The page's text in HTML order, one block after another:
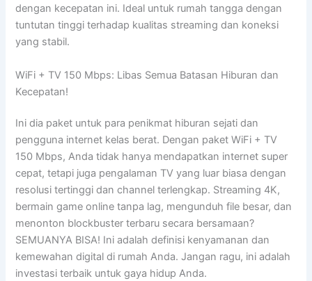
dengan kecepatan ini. Ideal untuk rumah tangga dengan
tuntutan tinggi terhadap kualitas streaming dan koneksi
yang stabil.
WiFi + TV 150 Mbps: Libas Semua Batasan Hiburan dan
Kecepatan!
Ini dia paket untuk para penikmat hiburan sejati dan
pengguna internet kelas berat. Dengan paket WiFi + TV
150 Mbps, Anda tidak hanya mendapatkan internet super
cepat, tetapi juga pengalaman TV yang luar biasa dengan
resolusi tertinggi dan channel terlengkap. Streaming 4K,
bermain game online tanpa lag, mengunduh file besar, dan
menonton blockbuster terbaru secara bersamaan?
SEMUANYA BISA! Ini adalah definisi kenyamanan dan
kemewahan digital di rumah Anda. Jangan ragu, ini adalah
investasi terbaik untuk gaya hidup Anda.